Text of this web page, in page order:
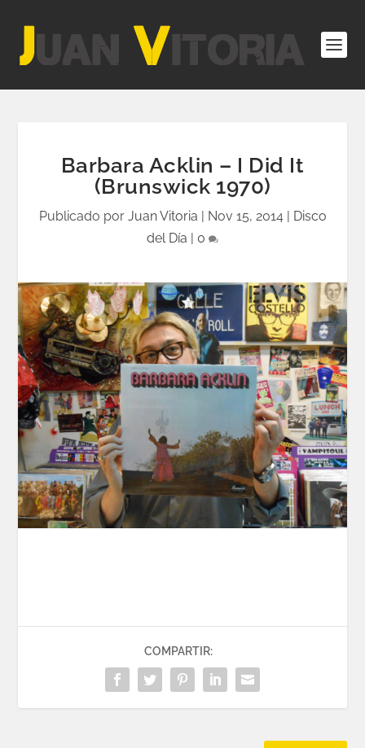
Barbara Acklin – I Did It
(Brunswick 1970)
Publicado por Juan Vitoria | Nov 15, 2014| Disco
del Día | 0
COMPARTIR: